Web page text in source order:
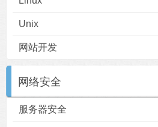
Unix
网站开发
网络安全
服务器安全